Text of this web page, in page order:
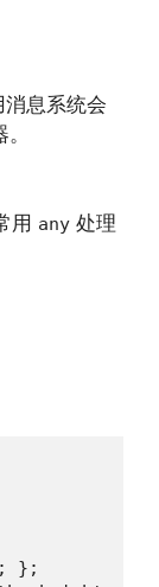
息系统会
用 any 处理
};